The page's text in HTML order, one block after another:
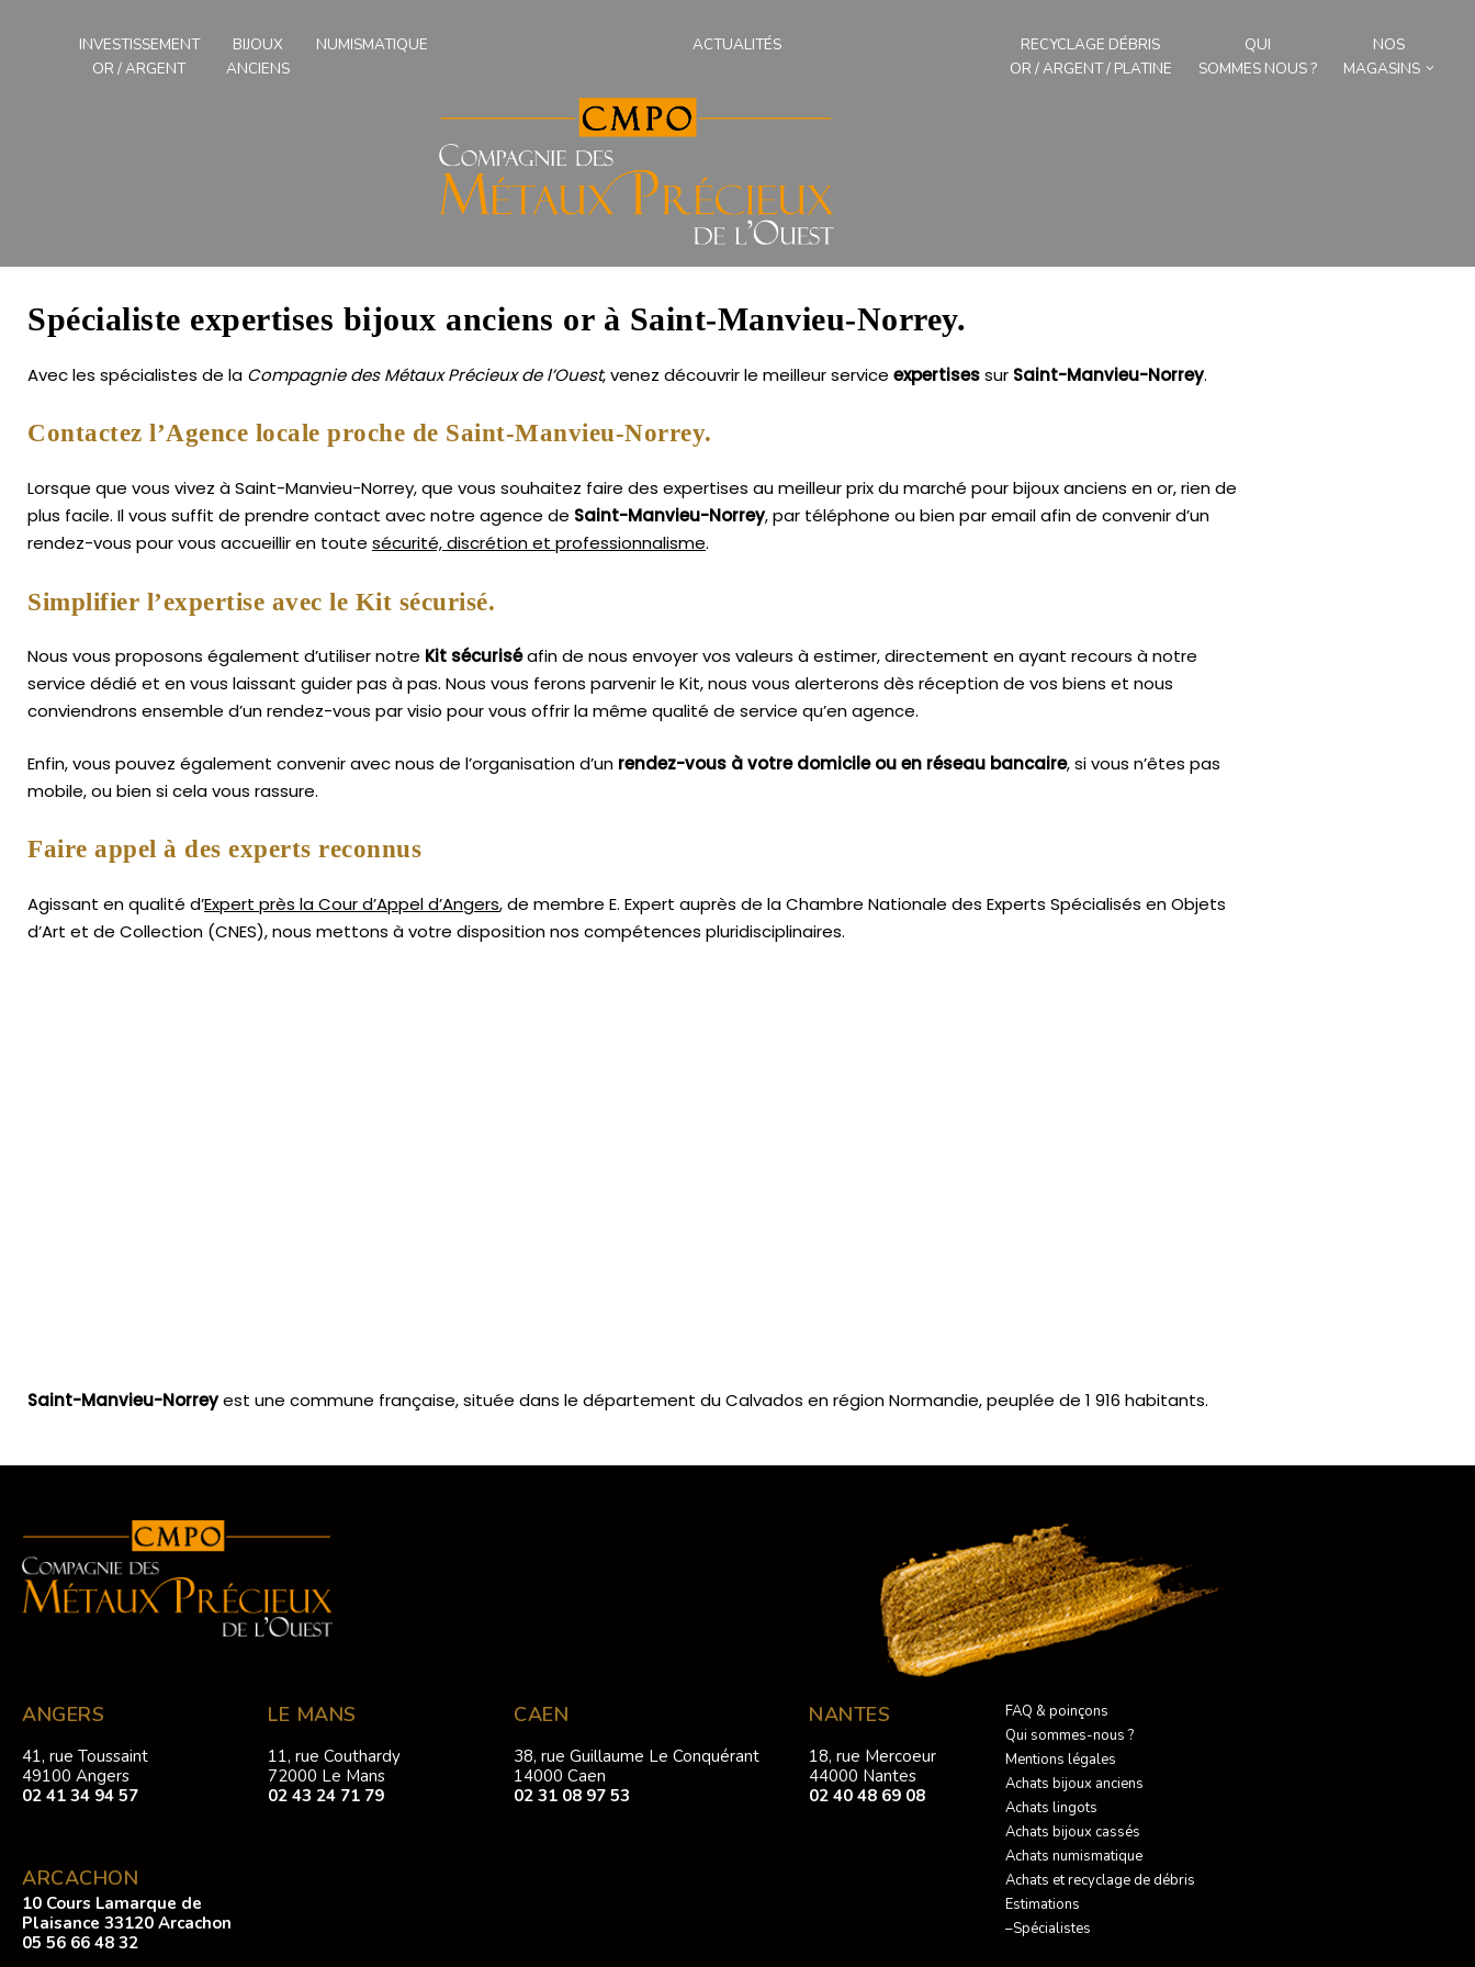
INVESTISSEMENT
OR / ARGENT
BIJOUX
ANCIENS
NUMISMATIQUE ACTUALITÉS
RECYCLAGE DÉBRIS
OR / ARGENT / PLATINE
QUI
SOMMES NOUS ?
NOS
MAGASINS
Spécialiste expertises bijoux anciens or à Saint-Manvieu-Norrey.
Avec les spécialistes de la Compagnie des Métaux Précieux de l’Ouest, venez découvrir le meilleur service expertisessur Saint-Manvieu-Norrey.
Contactez l’Agence locale proche de Saint-Manvieu-Norrey.
Lorsque que vous vivez à Saint-Manvieu-Norrey, que vous souhaitez faire des expertises au meilleur prix du marché pour bijoux anciens en or, rien de
plus facile. Il vous suffit de prendre contact avec notre agence de Saint-Manvieu-Norrey, par téléphone ou bien par email afin de convenir d’un
rendez-vous pour vous accueillir en toute sécurité, discrétion et professionnalisme.
Simplifier l’expertise avec le Kit sécurisé.
Nous vous proposons également d’utiliser notre Kit sécuriséafin de nous envoyer vos valeurs à estimer, directement en ayant recours à notre
service dédié et en vous laissant guider pas à pas. Nous vous ferons parvenir le Kit, nous vous alerterons dès réception de vos biens et nous
conviendrons ensemble d’un rendez-vous par visio pour vous offrir la même qualité de service qu’en agence.
Enfin, vous pouvez également convenir avec nous de l’organisation d’un rendez-vous à votre domicile ou en réseau bancaire, si vous n’êtes pas
mobile, ou bien si cela vous rassure.
Faire appel à des experts reconnus
Agissant en qualité d’Expert près la Cour d’Appel d’Angers, de membre E. Expert auprès de laChambre Nationale des Experts Spécialisés en Objets
d’Art et de Collection (CNES),nous mettons à votre disposition nos compétences pluridisciplinaires.
Saint-Manvieu-Norreyest une commune française, située dans le département du Calvados en région Normandie, peuplée de 1 916 habitants.
ANGERS
41, rue Toussaint
49100 Angers
02 41 34 94 57
ARCACHON
10 Cours Lamarque de
Plaisance 33120 Arcachon
05 56 66 48 32
LE MANS
11, rue Couthardy
72000 Le Mans
02 43 24 71 79
CAEN
38, rue Guillaume Le Conquérant
14000 Caen
02 31 08 97 53
NANTES
18, rue Mercoeur
44000 Nantes
02 40 48 69 08
FAQ & poinçons
Qui sommes-nous ?
Mentions légales
Achats bijoux anciens
Achats lingots
Achats bijoux cassés
Achats numismatique
Achats et recyclage de débris
Estimations
–Spécialistes